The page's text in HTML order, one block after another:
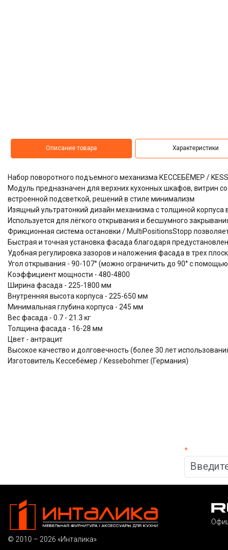
Описание товара Характеристики
Набор поворотного подъемного механизма КЕССЕБЁМЕР /
Модуль предназначен для верхних кухонных шкафов, витрин
встроенной подсветкой, решений в стиле минимализм
Изящный ультратонкий дизайн механизма с толщиной корпуса
Используется для лёгкого открывания и бесшумного
Фрикционная система остановки / MultiPositionsStopp
Быстрая и точная установка фасада благодаря
Удобная регулировка зазоров и наложения фасада в трех
Угол открывания - 90-107° (можно ограничить до 90° с
Коэффициент мощности - 480-4800
Ширина фасада - 225-1800 мм
Внутренняя высота корпуса - 225-650 мм
Минимальная глубина корпуса - 245 мм
Вес фасада - 0.7 - 21.3 кг
Толщина фасада - 16-28 мм
Цвет - антрацит
Высокое качество и долговечность (более 30 лет
Изготовитель Кессебёмер / Kessebohmer (Германия)
*
© 2010 – 2026 «Инталика»